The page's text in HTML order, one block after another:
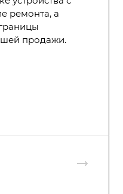
ремонта, а
продажи.